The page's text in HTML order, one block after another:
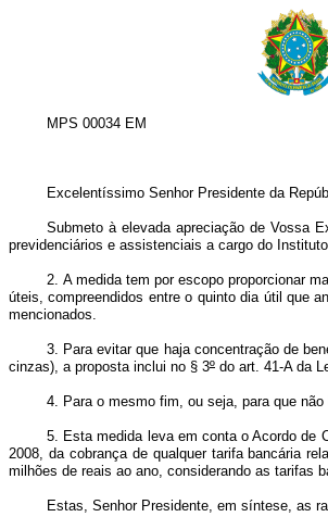
MPS 00034 EM
Excelentíssimo Senhor Presidente da
Submeto à elevada apreciação de Vossa
previdenciários e assistenciais a cargo do
2. A medida tem por escopo proporcionar
úteis, compreendidos entre o quinto dia útil que
mencionados.
3. Para evitar que haja concentração de
cinzas), a proposta inclui no § 3º do art. 41-A da
4. Para o mesmo fim, ou seja, para que
5. Esta medida leva em conta o Acordo de
2008, da cobrança de qualquer tarifa bancária
milhões de reais ao ano, considerando as tarifas
Estas, Senhor Presidente, em síntese, as